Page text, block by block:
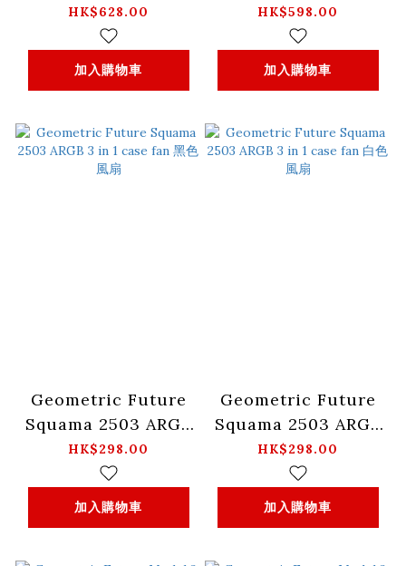
箱
HK$628.00
加入購物車
HK$598.00
加入購物車
Geometric Future
Squama 2503 ARGB
3 in 1 case fan 黑色
風扇
HK$298.00
加入購物車
Geometric Future
Squama 2503 ARGB
3 in 1 case fan 白色
風扇
HK$298.00
加入購物車